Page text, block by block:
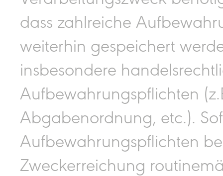
dass zahlreiche
weiterhin gespeichert
insbesondere
Aufbewahrungspflichten
Abgabenordnung, etc.).
Aufbewahrungspflichten
Zweckerreichung